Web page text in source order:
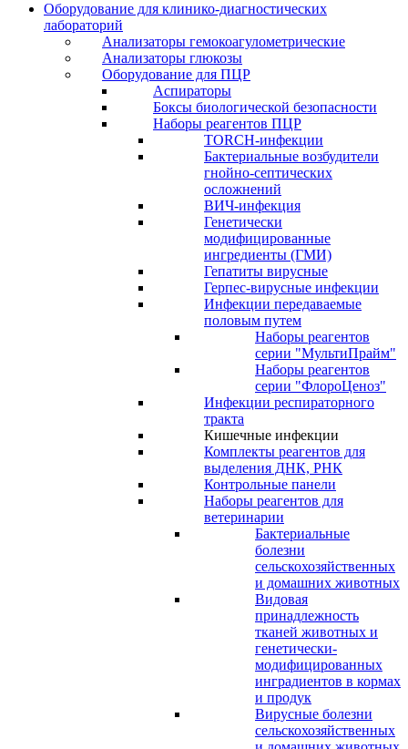
Оборудование для клинико-диагностических
лабораторий
Анализаторы гемокоагулометрические
Анализаторы глюкозы
Оборудование для ПЦР
Аспираторы
Боксы биологической безопасности
Наборы реагентов ПЦР
TORCH-инфекции
Бактериальные возбудители
гнойно-септических
осложнений
ВИЧ-инфекция
Генетически
модифицированные
ингредиенты (ГМИ)
Гепатиты вирусные
Герпес-вирусные инфекции
Инфекции передаваемые
половым путем
Наборы реагентов
серии "МультиПрайм"
Наборы реагентов
серии "ФлороЦеноз"
Инфекции респираторного
тракта
Кишечные инфекции
Комплекты реагентов для
выделения ДНК, РНК
Контрольные панели
Наборы реагентов для
ветеринарии
Бактериальные
болезни
сельскохозяйственных
и домашних животных
Видовая
принадлежность
тканей животных и
генетически-
модифицированных
инградиентов в кормах
и продук
Вирусные болезни
сельскохозяйственных